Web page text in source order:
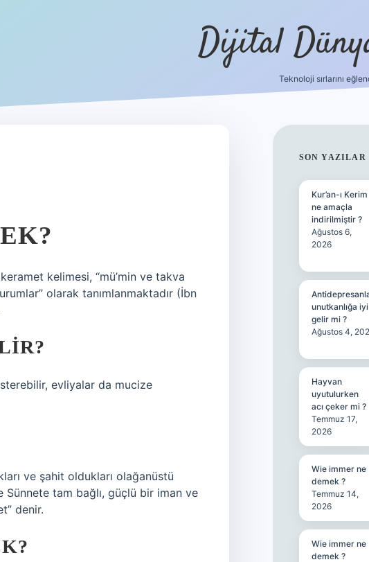
Dijital
Teknoloji sırlarını
kelimesi, “mü’min ve takva
olarak tanımlanmaktadır (İbn
evliyalar da mucize
ve şahit oldukları olağanüstü
Sünnete tam bağlı, güçlü bir iman ve
denir.
SON YAZILAR
Kur’an-ı Kerim
ne amaçla
indirilmiştir ?
Ağustos 6,
2026
unutkanlığa iyi
gelir mi ?
Ağustos 4,
Hayvan
uyutulurken
acı çeker mi ?
Temmuz 17,
2026
Wie immer ne
demek ?
Temmuz 14,
2026
Wie immer ne
demek ?